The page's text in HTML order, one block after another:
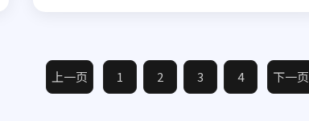
上一页 1 2 3 4 下一页